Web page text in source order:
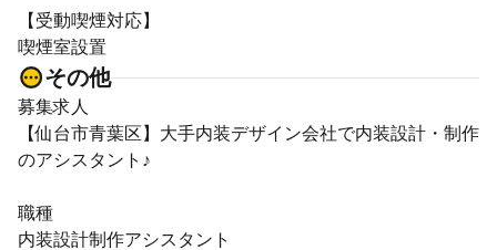
【受動喫煙対応】
喫煙室設置
その他
募集求人
【仙台市青葉区】大手内装デザイン会社で内装設計・制作
のアシスタント♪
職種
内装設計制作アシスタント